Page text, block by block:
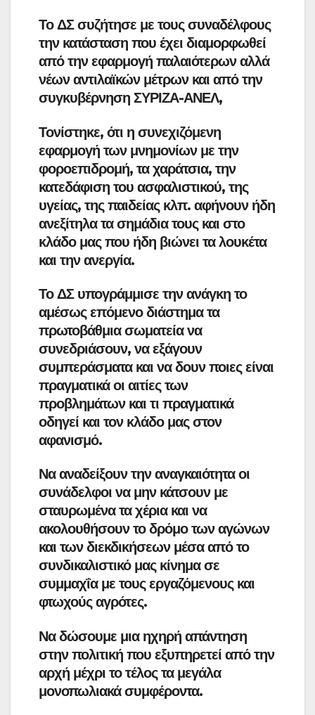
Το ΔΣ συζήτησε με τους συναδέλφους
την κατάσταση που έχει διαμορφωθεί
από την εφαρμογή παλαιότερων αλλά
νέων αντιλαϊκών μέτρων και από την
συγκυβέρνηση ΣΥΡΙΖΑ-ΑΝΕΛ,
Τονίστηκε, ότι η συνεχιζόμενη
εφαρμογή των μνημονίων με την
φοροεπιδρομή, τα χαράτσια, την
κατεδάφιση του ασφαλιστικού, της
υγείας, της παιδείας κλπ. αφήνουν ήδη
ανεξίτηλα τα σημάδια τους και στο
κλάδο μας που ήδη βιώνει τα λουκέτα
και την ανεργία.
Το ΔΣ υπογράμμισε την ανάγκη το
αμέσως επόμενο διάστημα τα
πρωτοβάθμια σωματεία να
συνεδριάσουν, να εξάγουν
συμπεράσματα και να δουν ποιες είναι
πραγματικά οι αιτίες των
προβλημάτων και τι πραγματικά
οδηγεί και τον κλάδο μας στον
αφανισμό.
Να αναδείξουν την αναγκαιότητα οι
συνάδελφοι να μην κάτσουν με
σταυρωμένα τα χέρια και να
ακολουθήσουν το δρόμο των αγώνων
και των διεκδικήσεων μέσα από το
συνδικαλιστικό μας κίνημα σε
συμμαχΐα με τους εργαζόμενους και
φτωχούς αγρότες.
Να δώσουμε μια ηχηρή απάντηση
στην πολιτική που εξυπηρετεί από την
αρχή μέχρι το τέλος τα μεγάλα
μονοπωλιακά συμφέροντα.